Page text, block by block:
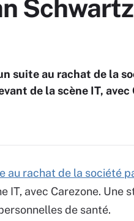
suite au rachat de la
de la scène IT, avec
au rachat de la société
IT, avec Carezone. Une
de santé.